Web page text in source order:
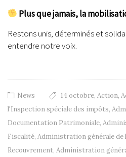
Plus que jamais, la
Restons unis, déterminés et
entendre notre voix.
News 14 octobre, Action,
l'Inspection spéciale des impôts,
Documentation Patrimoniale,
Fiscalité, Administration générale de
Recouvrement, Administration